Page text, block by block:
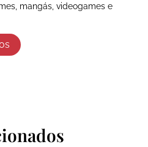
mangás, videogames e